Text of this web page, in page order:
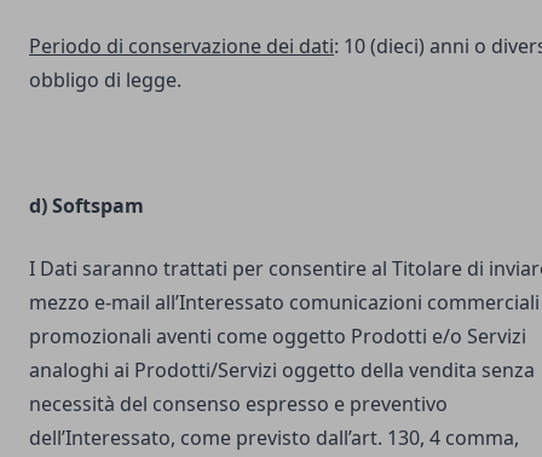
Periodo di conservazione dei dati: 10 (dieci) anni o
obbligo di legge.
d) Softspam
I Dati saranno trattati per consentire al Titolare di
mezzo e-mail all’Interessato comunicazioni
promozionali aventi come oggetto Prodotti e/o Servizi
analoghi ai Prodotti/Servizi oggetto della vendita senza
necessità del consenso espresso e preventivo
dell’Interessato, come previsto dall’art. 130, 4 comma,